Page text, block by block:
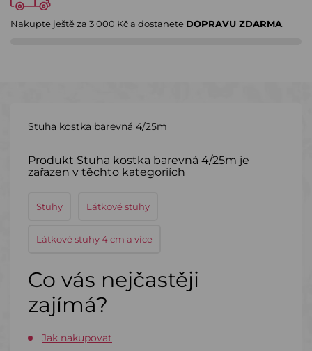
Nakupte ještě za 3 000 Kča dostanete DOPRAVU ZDARMA.
Stuha kostka barevná 4/25m
Produkt Stuha kostka barevná 4/25m je
zařazen v těchto kategoriích
Stuhy Látkové stuhy
Látkové stuhy 4 cm a více
Co vás nejčastěji
zajímá?
Jak nakupovat